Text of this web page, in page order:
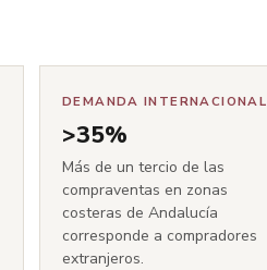
DEMANDA INTERNACIONAL
>35%
Más de un tercio de las
compraventas en zonas
costeras de Andalucía
corresponde a compradores
extranjeros.